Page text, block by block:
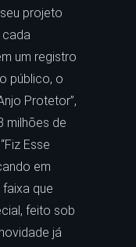
projeto
um registro
público, o
Protetor”,
milhões de
Esse
em
que
feito sob
já